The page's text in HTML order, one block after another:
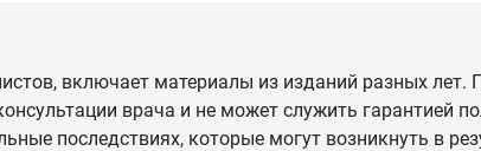
включает материалы из изданий разных лет.
врача и не может служить гарантией
последствиях, которые могут возникнуть в